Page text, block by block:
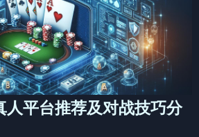
人平台推荐及对战技巧分